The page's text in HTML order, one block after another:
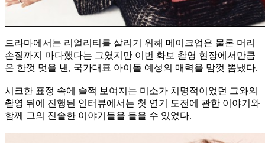
드라마에서는 리얼리티를 살리기 위해 메이크업은 물론 머리
손질까지 마다했다는 그였지만 이번 화보 촬영 현장에서만큼
은 한껏 멋을 낸, 국가대표 아이돌 예성의 매력을 맘껏 뽐냈다.
시크한 표정 속에 슬쩍 보여지는 미소가 치명적이었던 그와의
촬영 뒤에 진행된 인터뷰에서는 첫 연기 도전에 관한 이야기와
함께 그의 진솔한 이야기들을 들을 수 있었다.